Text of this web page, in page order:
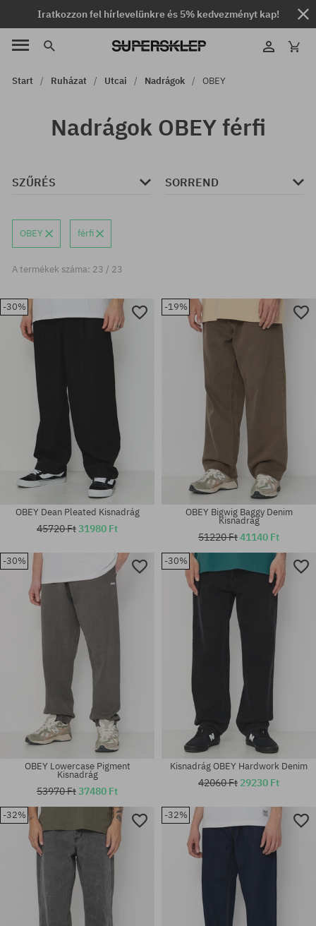
Iratkozzon fel hírlevelünkre és 5% kedvezményt kap!
Start Ruházat Utcai Nadrágok OBEY
Nadrágok OBEY férfi
SZŰRÉS SORREND
OBEY férfi
A termékek száma: 23 / 23
-30%
Elérhető méretek:
32; 33; 34
OBEY Dean Pleated Kisnadrág
45720 Ft31980 Ft
-19%
Elérhető méretek:
31; 32; 36
OBEY Bigwig Baggy Denim
Kisnadrág
51220 Ft41140 Ft
-30%
OBEY Lowercase Pigment
Kisnadrág
53970 Ft37480 Ft
-30%
Kisnadrág OBEY Hardwork Denim
42060 Ft 29230 Ft
-32% -32%